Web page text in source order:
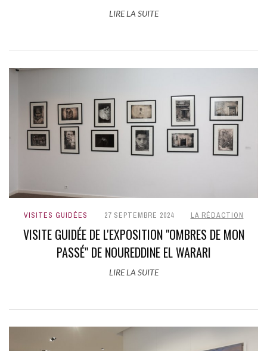
LIRE LA SUITE
VISITES GUIDÉES 27 SEPTEMBRE 2024 LA RÉDACTION
VISITE GUIDÉE DE L'EXPOSITION "OMBRES DE MON
PASSÉ" DE NOUREDDINE EL WARARI
LIRE LA SUITE